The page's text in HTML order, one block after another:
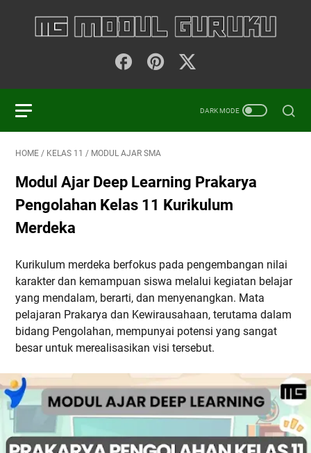
HOME / KELAS 11 / MODUL AJAR SMA
Modul Ajar Deep Learning Prakarya
Pengolahan Kelas 11 Kurikulum
Merdeka
Kurikulum merdeka berfokus pada pengembangan nilai
karakter dan kemampuan siswa melalui kegiatan belajar
yang mendalam, berarti, dan menyenangkan. Mata
pelajaran Prakarya dan Kewirausahaan, terutama dalam
bidang Pengolahan, mempunyai potensi yang sangat
besar untuk merealisasikan visi tersebut.